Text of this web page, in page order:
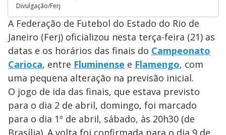
Divulgação/Ferj
A Federação de Futebol do Estado do Rio de
Janeiro (Ferj) oficializou nesta terça-feira (21) as
datas e os horários das finais do Campeonato
Carioca, entre Fluminense e Flamengo, com
uma pequena alteração na previsão inicial.
O jogo de ida das finais, que estava previsto
para o dia 2 de abril, domingo, foi marcado
para o dia 1º de abril, sábado, às 20h30 (de
Brasília). A volta foi confirmada para o dia 9 de